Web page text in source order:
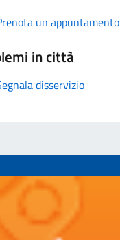
un appuntamento
in città
disservizio